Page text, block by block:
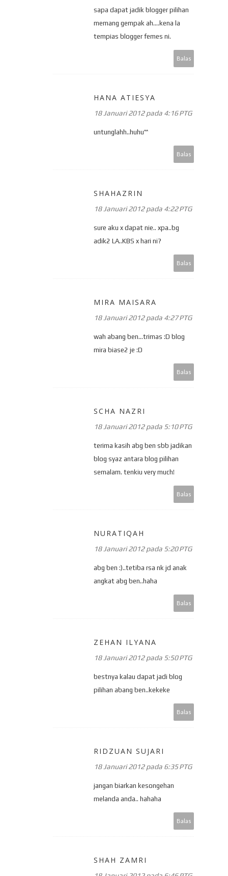
sapa dapat jadik blogger pilihan
memang gempak ah....kena la
tempias blogger femes ni.
Balas
HANA ATIESYA
18 Januari 2012 pada 4:16 PTG
untunglahh..huhu^^
Balas
SHAHAZRIN
18 Januari 2012 pada 4:22 PTG
sure aku x dapat nie.. xpa..bg
adik2 LA..KBS x hari ni?
Balas
MIRA MAISARA
18 Januari 2012 pada 4:27 PTG
wah abang ben...trimas :D blog
mira biase2 je :D
Balas
SCHA NAZRI
18 Januari 2012 pada 5:10 PTG
terima kasih abg ben sbb jadikan
blog syaz antara blog pilihan
semalam. tenkiu very much!
Balas
NURATIQAH
18 Januari 2012 pada 5:20 PTG
abg ben :)..tetiba rsa nk jd anak
angkat abg ben..haha
Balas
ZEHAN ILYANA
18 Januari 2012 pada 5:50 PTG
bestnya kalau dapat jadi blog
pilihan abang ben..kekeke
Balas
RIDZUAN SUJARI
18 Januari 2012 pada 6:35 PTG
jangan biarkan kesongehan
melanda anda.. hahaha
Balas
SHAH ZAMRI